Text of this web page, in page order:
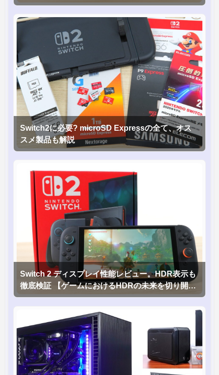
グモニタを徹底検証
Switch2に必要? microSD Expressの全て、オス
スメ製品も解説
Switch 2 ディスプレイ性能レビュー。HDR表示も
徹底検証 【ゲームにおけるHDRの未来を切り開く
1台！】